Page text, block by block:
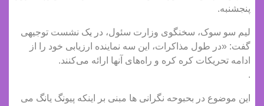
پنجشنبه.
لیم سو سوک، سخنگوی وزارت سئول، در یک نشست توجیهی
گفت: «در طول مذاکرات، این سه نماینده ارزیابی خود را از
ادامه تحریکات کره کره و راه‌های آنها ارائه می‌کنند.
.
این موضوع در بحبوحه نگرانی ها مبنی بر اینکه پیونگ یانگ می